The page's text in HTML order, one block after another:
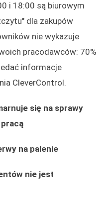
i 18:00 są biurowym
dla zakupów
nie wykazuje
pracodawców: 70%
informacje
CleverControl.
się na sprawy
na palenie
nie jest